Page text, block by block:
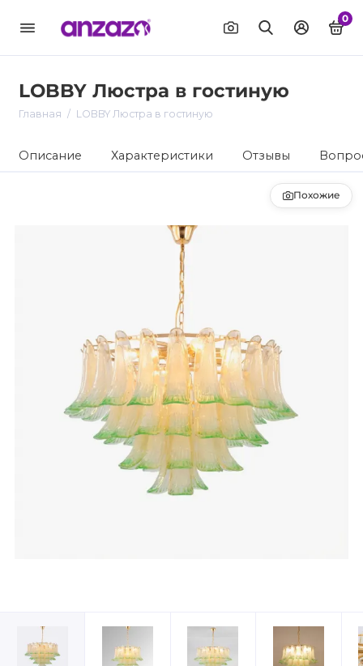
0
LOBBY Люстра в гостиную
Главная LOBBY Люстра в гостиную
Описание Характеристики Отзывы
Похожие